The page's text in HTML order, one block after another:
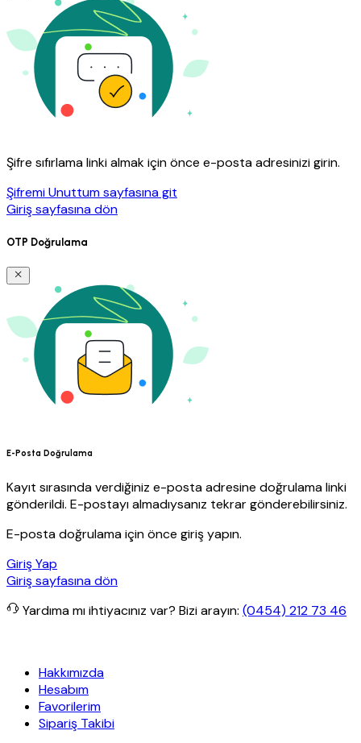
Şifre sıfırlama linki almak için önce e-posta adresinizi girin.
Şifremi Unuttum sayfasına git
Giriş sayfasına dön
OTP Doğrulama
E-Posta Doğrulama
Kayıt sırasında verdiğiniz e-posta adresine doğrulama linki
gönderildi. E-postayı almadıysanız tekrar gönderebilirsiniz.
E-posta doğrulama için önce giriş yapın.
Giriş Yap
Giriş sayfasına dön
Yardıma mı ihtiyacınız var? Bizi arayın: (0454) 212 73 46
Hakkımızda
Hesabım
Favorilerim
Sipariş Takibi